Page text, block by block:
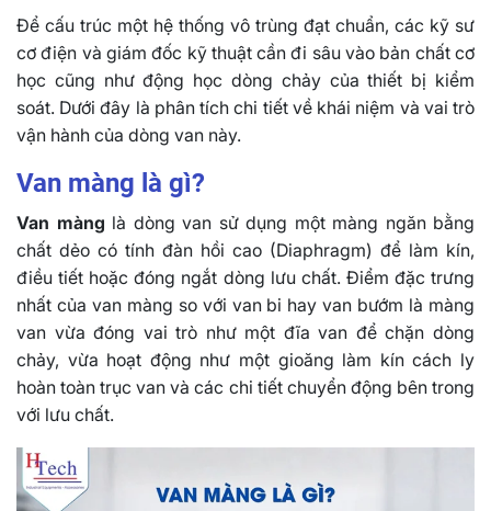
Để cấu trúc một hệ thống vô trùng đạt chuẩn, các kỹ sư
cơ điện và giám đốc kỹ thuật cần đi sâu vào bản chất cơ
học cũng như động học dòng chảy của thiết bị kiểm
soát. Dưới đây là phân tích chi tiết về khái niệm và vai trò
vận hành của dòng van này.
Van màng là gì?
Van màng là dòng van sử dụng một màng ngăn bằng
chất dẻo có tính đàn hồi cao (Diaphragm) để làm kín,
điều tiết hoặc đóng ngắt dòng lưu chất. Điểm đặc trưng
nhất của van màng so với van bi hay van bướm là màng
van vừa đóng vai trò như một đĩa van để chặn dòng
chảy, vừa hoạt động như một gioăng làm kín cách ly
hoàn toàn trục van và các chi tiết chuyển động bên trong
với lưu chất.